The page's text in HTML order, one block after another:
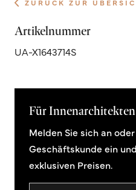
ZURÜCK ZUR
Artikelnummer
UA-X1643714S
Für
Melden Sie sich an
Geschäftskunde ein
exklusiven Preisen.